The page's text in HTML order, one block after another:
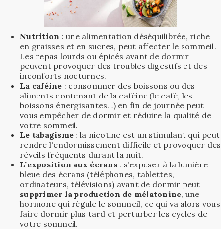
Nutrition : une alimentation déséquilibrée, riche
en graisses et en sucres, peut affecter le sommeil.
Les repas lourds ou épicés avant de dormir
peuvent provoquer des troubles digestifs et des
inconforts nocturnes.
La caféine : consommer des boissons ou des
aliments contenant de la caféine (le café, les
boissons énergisantes…) en fin de journée peut
vous empêcher de dormir et réduire la qualité de
votre sommeil.
Le tabagisme : la nicotine est un stimulant qui peut
rendre l'endormissement difficile et provoquer des
réveils fréquents durant la nuit.
L’exposition aux écrans: s’exposer à la lumière
bleue des écrans (téléphones, tablettes,
ordinateurs, télévisions) avant de dormir peut
supprimer la production de mélatonine, une
hormone qui régule le sommeil, ce qui va alors vous
faire dormir plus tard et perturber les cycles de
votre sommeil.